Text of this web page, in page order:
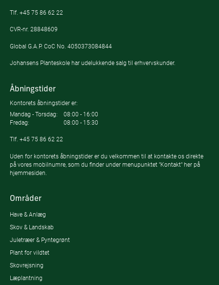
Tlf. +45 75 86 62 22
CVR-nr. 28848609
Global G.A.P. CoC No. 4050373084844
Johansens Planteskole har udelukkende salg til erhvervskunder.
Åbningstider
Kontorets åbningstider er:
Mandag - Torsdag:
08:00 - 16:00
Fredag:
08:00 - 15:30
Tlf. +45 75 86 62 22
Uden for kontorets åbningstider er du velkommen til at kontakte os direkte
på vores mobilnumre, som du finder under menupunktet "Kontakt" her på
hjemmesiden.
Områder
Have & Anlæg
Skov & Landskab
Juletræer & Pyntegrønt
Plant for vildtet
Skovrejsning
Læplantning